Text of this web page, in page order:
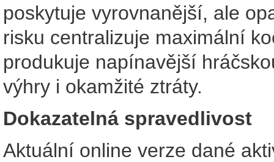
poskytuje vyrovnanější, ale
risku centralizuje maximální
produkuje napínavější
výhry i okamžité ztráty.
Dokazatelná spravedlivost
Aktuální online verze dané